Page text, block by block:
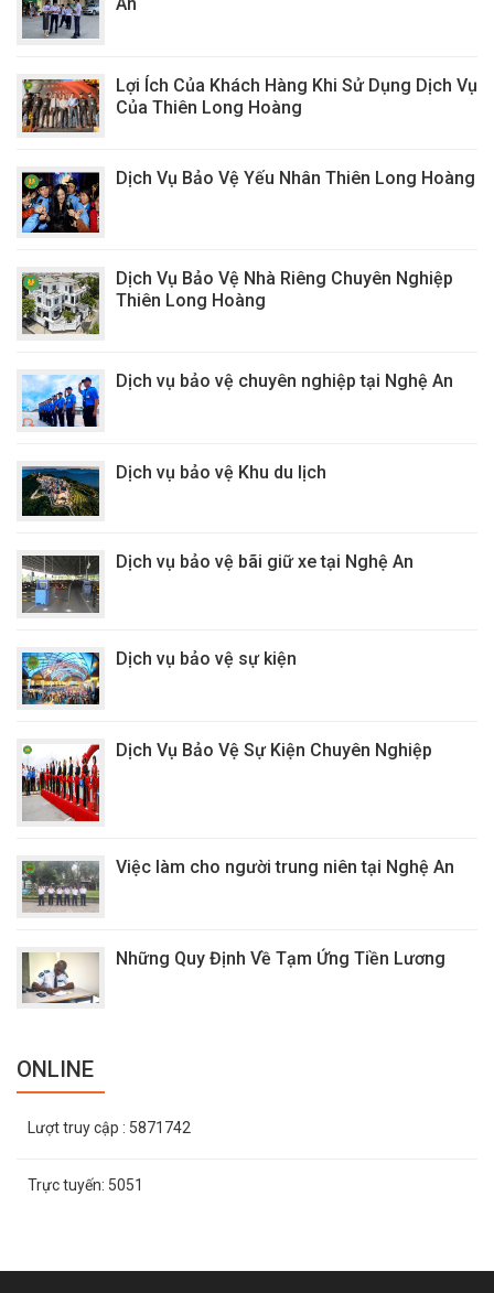
Lợi Ích Của Khách Hàng Khi Sử Dụng Dịch Vụ
Của Thiên Long Hoàng
Dịch Vụ Bảo Vệ Yếu Nhân Thiên Long Hoàng
Dịch Vụ Bảo Vệ Nhà Riêng Chuyên Nghiệp
Thiên Long Hoàng
Dịch vụ bảo vệ chuyên nghiệp tại Nghệ An
Dịch vụ bảo vệ Khu du lịch
Dịch vụ bảo vệ bãi giữ xe tại Nghệ An
Dịch vụ bảo vệ sự kiện
Dịch Vụ Bảo Vệ Sự Kiện Chuyên Nghiệp
Việc làm cho người trung niên tại Nghệ An
Những Quy Định Về Tạm Ứng Tiền Lương
ONLINE
Lượt truy cập : 5871742
Trực tuyến: 5051